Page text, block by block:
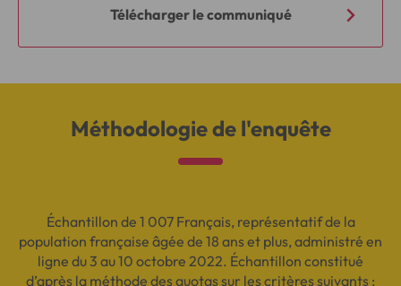
Télécharger le communiqué
Méthodologie de l'enquête
Échantillon de 1 007 Français, représentatif de la
population française âgée de 18 ans et plus, administré en
ligne du 3 au 10 octobre 2022. Échantillon constitué
d’après la méthode des quotas sur les critères suivants :